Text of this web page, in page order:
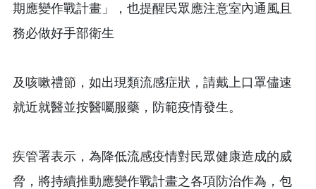
期應變作戰計畫」，也提醒民眾應注意室內通風且
務必做好手部衛生
及咳嗽禮節，如出現類流感症狀，請戴上口罩儘速
就近就醫並按醫囑服藥，防範疫情發生。
疾管署表示，為降低流感疫情對民眾健康造成的威
脅，將持續推動應變作戰計畫之各項防治作為，包